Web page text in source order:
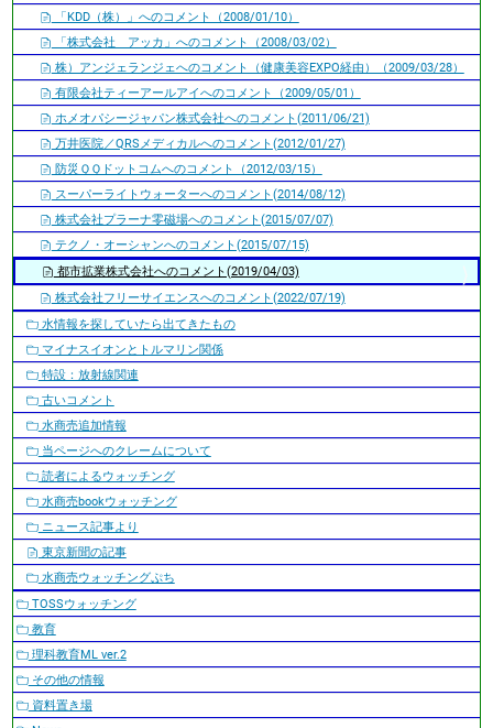
「KDD（株）」へのコメント（2008/01/10）
「株式会社 アッカ」へのコメント（2008/03/02）
株）アンジェランジェへのコメント（健康美容EXPO経由）（2009/03/28）
有限会社ティーアールアイへのコメント（2009/05/01）
ホメオパシージャパン株式会社へのコメント(2011/06/21)
万井医院／QRSメディカルへのコメント(2012/01/27)
防災ＱＱドットコムへのコメント（2012/03/15）
スーパーライトウォーターへのコメント(2014/08/12)
株式会社プラーナ零磁場へのコメント(2015/07/07)
テクノ・オーシャンへのコメント(2015/07/15)
都市拡業株式会社へのコメント(2019/04/03)
株式会社フリーサイエンスへのコメント(2022/07/19)
水情報を探していたら出てきたもの
マイナスイオンとトルマリン関係
特設：放射線関連
古いコメント
水商売追加情報
当ページへのクレームについて
読者によるウォッチング
水商売bookウォッチング
ニュース記事より
東京新聞の記事
水商売ウォッチングぷち
TOSSウォッチング
教育
理科教育ML ver.2
その他の情報
資料置き場